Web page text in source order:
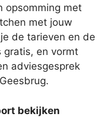
opsomming met
met jouw
de tarieven en de
gratis, en vormt
adviesgesprek
bekijken